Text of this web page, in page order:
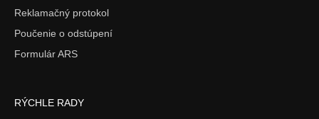
Reklamačný protokol
Poučenie o odstúpení
Formulár ARS
RÝCHLE RADY